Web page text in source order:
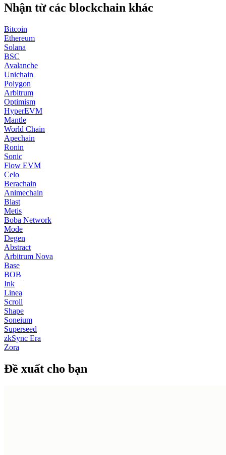
Nhận từ các blockchain khác
Bitcoin
Ethereum
Solana
BSC
Avalanche
Unichain
Polygon
Arbitrum
Optimism
HyperEVM
Mantle
World Chain
Apechain
Ronin
Sonic
Flow EVM
Celo
Berachain
Animechain
Blast
Metis
Boba Network
Mode
Degen
Abstract
Arbitrum Nova
Base
BOB
Ink
Linea
Scroll
Shape
Soneium
Superseed
zkSync Era
Zora
Đề xuất cho bạn